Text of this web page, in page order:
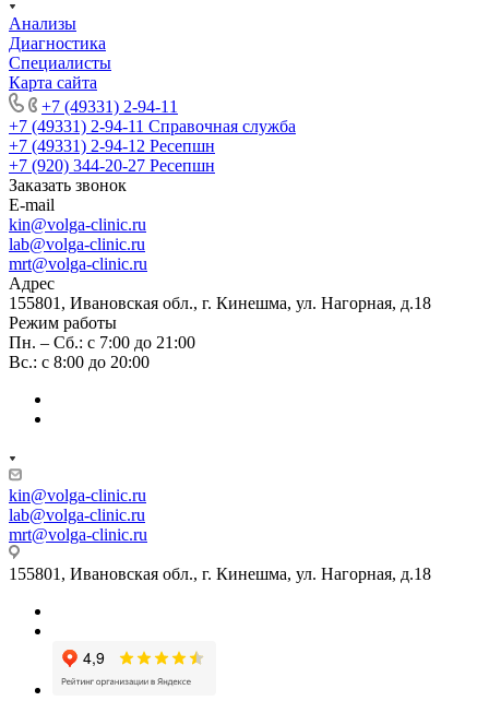
Анализы
Диагностика
Специалисты
Карта сайта
+7 (49331) 2-94-11
+7 (49331) 2-94-11 Справочная служба
+7 (49331) 2-94-12 Ресепшн
+7 (920) 344-20-27 Ресепшн
Заказать звонок
E-mail
kin@volga-clinic.ru
lab@volga-clinic.ru
mrt@volga-clinic.ru
Адрес
155801, Ивановская обл., г. Кинешма, ул. Нагорная, д.18
Режим работы
Пн. – Сб.: с 7:00 до 21:00
Вс.: с 8:00 до 20:00
kin@volga-clinic.ru
lab@volga-clinic.ru
mrt@volga-clinic.ru
155801, Ивановская обл., г. Кинешма, ул. Нагорная, д.18